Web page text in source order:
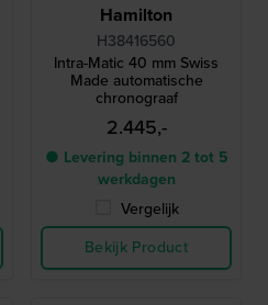
Hamilton
H38416560
Intra-Matic 40 mm Swiss
Made automatische
chronograaf
2.445,-
● Levering binnen 2 tot 5
werkdagen
Vergelijk
Bekijk Product